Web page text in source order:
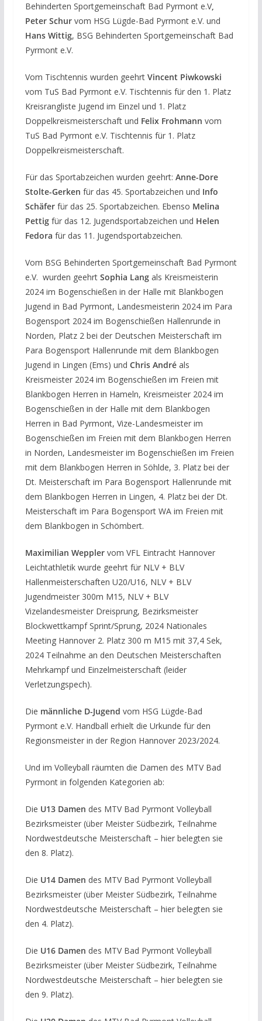
Behinderten Sportgemeinschaft Bad Pyrmont e.V,
Peter Schurvom HSG Lügde-Bad Pyrmont e.V. und
Hans Wittig, BSG Behinderten Sportgemeinschaft Bad
Pyrmont e.V.
Vom Tischtennis wurden geehrt Vincent Piwkowski
vom TuS Bad Pyrmont e.V. Tischtennis für den 1. Platz
Kreisrangliste Jugend im Einzel und 1. Platz
Doppelkreismeisterschaft und Felix Frohmann vom
TuS Bad Pyrmont e.V. Tischtennis für 1. Platz
Doppelkreismeisterschaft.
Für das Sportabzeichen wurden geehrt: Anne-Dore
Stolte-Gerken für das 45. Sportabzeichen und Info
Schäferfür das 25. Sportabzeichen. Ebenso Melina
Pettigfür das 12. Jugendsportabzeichen und Helen
Fedora für das 11. Jugendsportabzeichen.
Vom BSG Behinderten Sportgemeinschaft Bad Pyrmont
e.V. wurden geehrt Sophia Lang als Kreismeisterin
2024 im Bogenschießen in der Halle mit Blankbogen
Jugend in Bad Pyrmont, Landesmeisterin 2024 im Para
Bogensport 2024 im Bogenschießen Hallenrunde in
Norden, Platz 2 bei der Deutschen Meisterschaft im
Para Bogensport Hallenrunde mit dem Blankbogen
Jugend in Lingen (Ems) und Chris Andréals
Kreismeister 2024 im Bogenschießen im Freien mit
Blankbogen Herren in Hameln, Kreismeister 2024 im
Bogenschießen in der Halle mit dem Blankbogen
Herren in Bad Pyrmont, Vize-Landesmeister im
Bogenschießen im Freien mit dem Blankbogen Herren
in Norden, Landesmeister im Bogenschießen im Freien
mit dem Blankbogen Herren in Söhlde, 3. Platz bei der
Dt. Meisterschaft im Para Bogensport Hallenrunde mit
dem Blankbogen Herren in Lingen, 4. Platz bei der Dt.
Meisterschaft im Para Bogensport WA im Freien mit
dem Blankbogen in Schömbert.
Maximilian Wepplervom VFL Eintracht Hannover
Leichtathletik wurde geehrt für NLV + BLV
Hallenmeisterschaften U20/U16, NLV + BLV
Jugendmeister 300m M15, NLV + BLV
Vizelandesmeister Dreisprung, Bezirksmeister
Blockwettkampf Sprint/Sprung, 2024 Nationales
Meeting Hannover 2. Platz 300 m M15 mit 37,4 Sek,
2024 Teilnahme an den Deutschen Meisterschaften
Mehrkampf und Einzelmeisterschaft (leider
Verletzungspech).
Die männliche D-Jugend vom HSG Lügde-Bad
Pyrmont e.V. Handball erhielt die Urkunde für den
Regionsmeister in der Region Hannover 2023/2024.
Und im Volleyball räumten die Damen des MTV Bad
Pyrmont in folgenden Kategorien ab:
Die U13 Damen des MTV Bad Pyrmont Volleyball
Bezirksmeister (über Meister Südbezirk, Teilnahme
Nordwestdeutsche Meisterschaft – hier belegten sie
den 8. Platz).
Die U14 Damen des MTV Bad Pyrmont Volleyball
Bezirksmeister (über Meister Südbezirk, Teilnahme
Nordwestdeutsche Meisterschaft – hier belegten sie
den 4. Platz).
Die U16 Damen des MTV Bad Pyrmont Volleyball
Bezirksmeister (über Meister Südbezirk, Teilnahme
Nordwestdeutsche Meisterschaft – hier belegten sie
den 9. Platz).